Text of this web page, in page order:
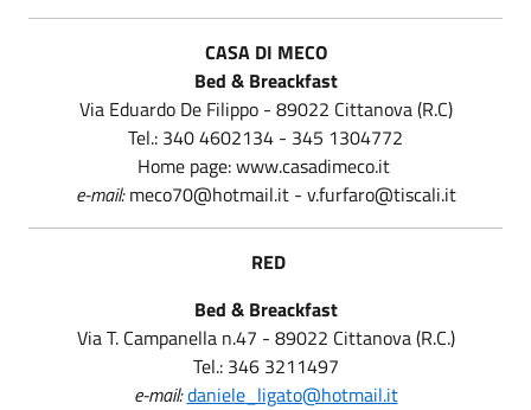
CASA DI MECO
Bed & Breackfast
Via Eduardo De Filippo - 89022 Cittanova (R.C)
Tel.: 340 4602134 - 345 1304772
Home page: www.casadimeco.it
e-mail:meco70@hotmail.it - v.furfaro@tiscali.it
RED
Bed & Breackfast
Via T. Campanella n.47 - 89022 Cittanova (R.C.)
Tel.: 346 3211497
e-mail:daniele_ligato@hotmail.it